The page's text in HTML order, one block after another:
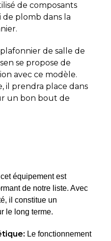
de composants
plomb dans la
de salle de
se propose de
avec ce modèle.
il prendra place dans
un bon bout de
équipement est
de notre liste. Avec
il constitue un
le long terme.
Le fonctionnement